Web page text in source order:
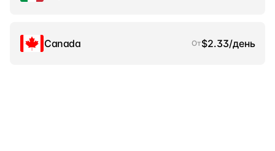
Canada От$2.33/день